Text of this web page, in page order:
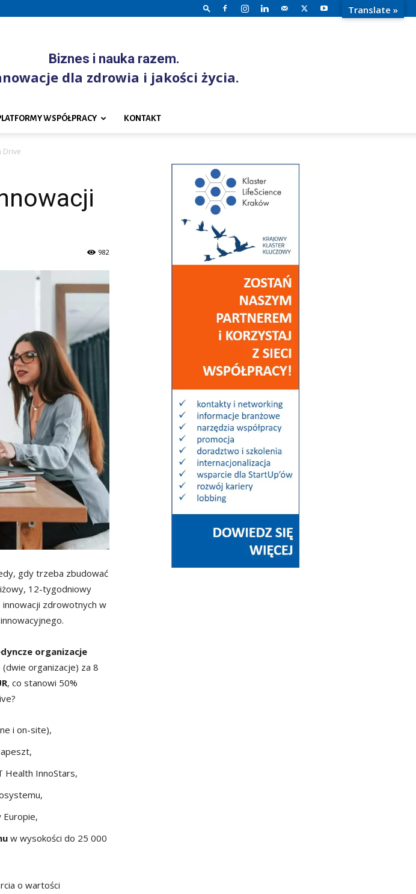
Biznes i nauka razem.
dla zdrowia i jakości życia.
WSPÓŁPRACY KONTAKT
Drive
982
gdy trzeba zbudować
12-tygodniowy
zdrowotnych w
organizacje
(dwie organizacje) za 8
, co stanowi 50%
i on-site),
Health InnoStars,
Europie,
w wysokości do 25 000
o wartości
Translate »